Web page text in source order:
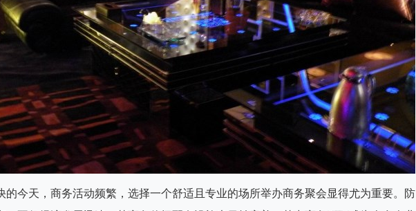
的今天，商务活动频繁，选择一个舒适且专业的场所举办商务聚会显得尤为重要。防